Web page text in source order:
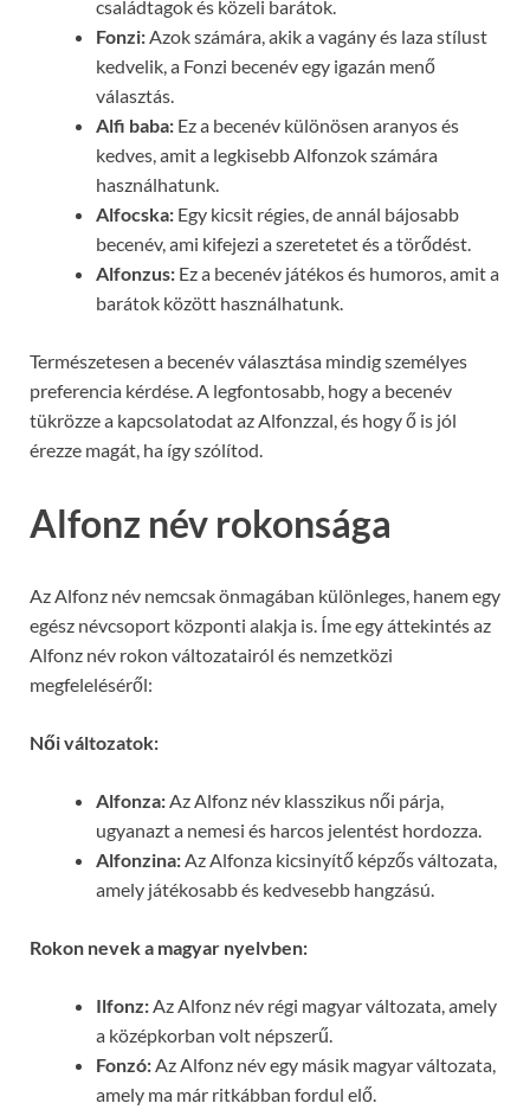
családtagok és közeli barátok.
Fonzi: Azok számára, akik a vagány és laza stílust
kedvelik, a Fonzi becenév egy igazán menő
választás.
Alfi baba: Ez a becenév különösen aranyos és
kedves, amit a legkisebb Alfonzok számára
használhatunk.
Alfocska: Egy kicsit régies, de annál bájosabb
becenév, ami kifejezi a szeretetet és a törődést.
Alfonzus: Ez a becenév játékos és humoros, amit a
barátok között használhatunk.
Természetesen a becenév választása mindig személyes
preferencia kérdése. A legfontosabb, hogy a becenév
tükrözze a kapcsolatodat az Alfonzzal, és hogy ő is jól
érezze magát, ha így szólítod.
Alfonz név rokonsága
Az Alfonz név nemcsak önmagában különleges, hanem egy
egész névcsoport központi alakja is. Íme egy áttekintés az
Alfonz név rokon változatairól és nemzetközi
megfeleléséről:
Női változatok:
Alfonza:Az Alfonz név klasszikus női párja,
ugyanazt a nemesi és harcos jelentést hordozza.
Alfonzina:Az Alfonza kicsinyítő képzős változata,
amely játékosabb és kedvesebb hangzású.
Rokon nevek a magyar nyelvben:
Ilfonz:Az Alfonz név régi magyar változata, amely
a középkorban volt népszerű.
Fonzó:Az Alfonz név egy másik magyar változata,
amely ma már ritkábban fordul elő.